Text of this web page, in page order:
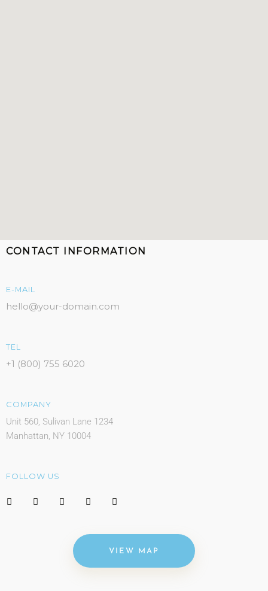
CONTACT INFORMATION
E-MAIL
hello@your-domain.com
TEL
+1 (800) 755 6020
COMPANY
Unit 560, Sulivan Lane 1234
Manhattan, NY 10004
FOLLOW US
VIEW MAP